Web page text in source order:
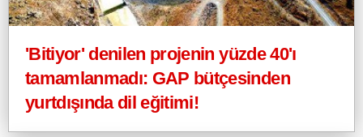
'Bitiyor' denilen projenin yüzde 40'ı
tamamlanmadı: GAP bütçesinden
yurtdışında dil eğitimi!